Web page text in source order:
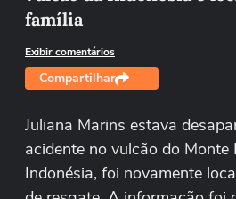
família
Exibir comentários
Compartilhar
Juliana Marins estava
acidente no vulcão do Monte
Indonésia, foi novamente